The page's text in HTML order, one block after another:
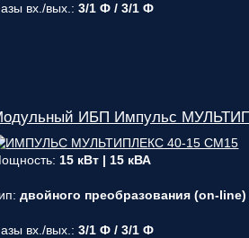
вх./вых.:3/1 Ф / 3/1 Ф
ИБП Импульс
15 кВт | 15 кВА
двойного преобразования (on-line)
вх./вых.:3/1 Ф / 3/1 Ф